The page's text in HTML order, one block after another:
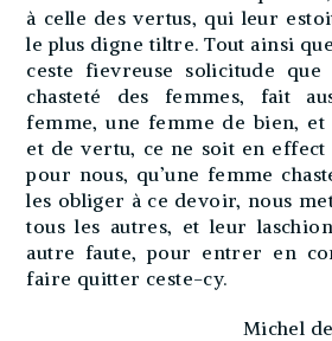
à celle des vertus, qui leur
le plus digne tiltre. Tout ainsi
ceste fievreuse solicitude
chasteté des femmes, fait
femme, une femme de bien, et
et de vertu, ce ne soit en effect
pour nous, qu’une femme
les obliger à ce devoir, nous
tous les autres, et leur
autre faute, pour entrer en
faire quitter ceste-cy.
Michel